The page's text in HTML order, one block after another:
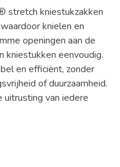
stretch kniestukzakken
knielen en
openingen aan de
kniestukken eenvoudig.
en efficiënt, zonder
of duurzaamheid.
uitrusting van iedere